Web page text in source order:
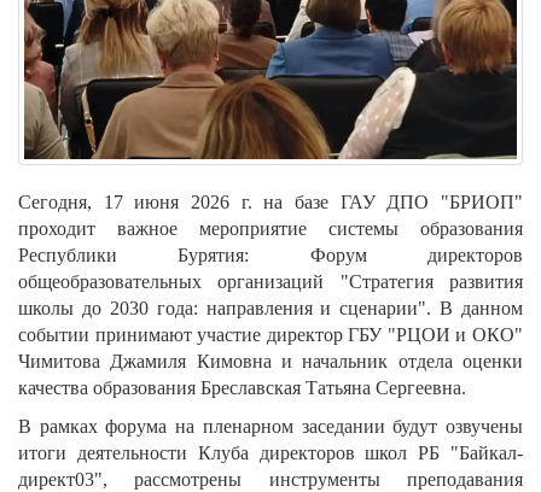
Сегодня, 17 июня 2026 г. на базе ГАУ ДПО "БРИОП"
проходит важное мероприятие системы образования
Республики Бурятия: Форум директоров
общеобразовательных организаций "Стратегия развития
школы до 2030 года: направления и сценарии". В данном
событии принимают участие директор ГБУ "РЦОИ и ОКО"
Чимитова Джамиля Кимовна и начальник отдела оценки
качества образования Бреславская Татьяна Сергеевна.
В рамках форума на пленарном заседании будут озвучены
итоги деятельности Клуба директоров школ РБ "Байкал-
директ03", рассмотрены инструменты преподавания